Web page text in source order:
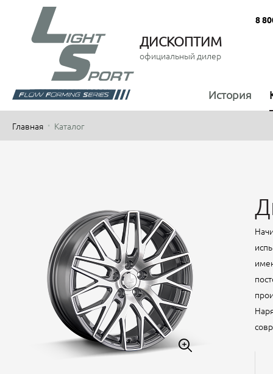
ДИСКОПТИМ
официальный дилер
8
История
Главная Каталог